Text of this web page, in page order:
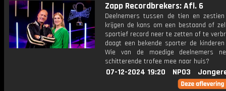
Zapp Recordbrekers: Afl. 6
Deelnemers tussen de tien en
krijgen de kans om een bestaand of
sportief record neer te zetten of te
daagt een bekende sporter de
Wie van de moedige deelnemers
schitterende trofee mee naar huis?
07-12-2024 19:20 NPO3